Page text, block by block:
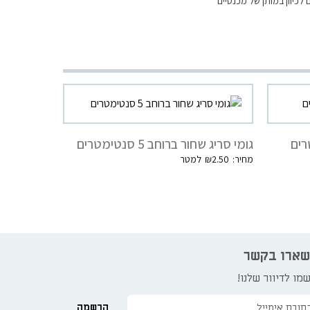
גומי סריג שחור ברוחב 5 סנטימטרים
₪2.50
בקשר
לדיוור שלנו!
הרשמה